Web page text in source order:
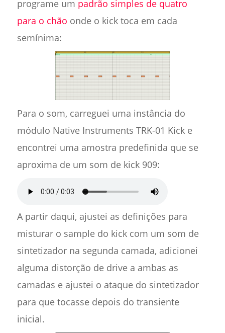
programe um padrão simples de quatro
para o chão onde o kick toca em cada
semínima:
Para o som, carreguei uma instância do
módulo Native Instruments TRK-01 Kick e
encontrei uma amostra predefinida que se
aproxima de um som de kick 909:
A partir daqui, ajustei as definições para
misturar o sample do kick com um som de
sintetizador na segunda camada, adicionei
alguma distorção de drive a ambas as
camadas e ajustei o ataque do sintetizador
para que tocasse depois do transiente
inicial.